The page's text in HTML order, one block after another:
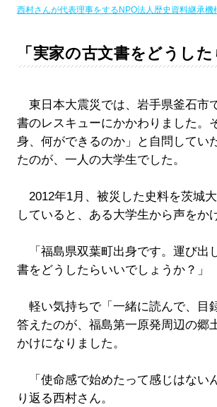
西村さんが代表理事をするNPO法人歴史資料継承機
「実家の古文書をどうした
東日本大震災では、岩手県釜石市
書のレスキューにかかわりました。
身、何ができるのか」と自問してい
たのが、一人の大学生でした。
2012年1月、被災した史料を茨城
していると、ある大学生から声をか
「福島県双葉町出身です。運び出
書をどうしたらいいでしょうか？」
軽い気持ちで「一緒に読んで、目
答えたのが、福島第一原発周辺の郷
かけになりました。
「使命感で始めたって感じはない
り返る西村さん。